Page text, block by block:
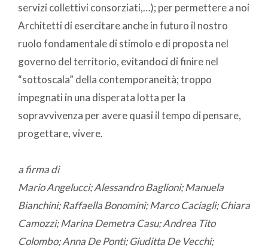
servizi collettivi consorziati,…); per permettere a noi
Architetti di esercitare anche in futuro il nostro
ruolo fondamentale di stimolo e di proposta nel
governo del territorio, evitandoci di finire nel
“sottoscala” della contemporaneità; troppo
impegnati in una disperata lotta per la
sopravvivenza per avere quasi il tempo di pensare,
progettare, vivere.
a firma di
Mario Angelucci; Alessandro Baglioni; Manuela
Bianchini; Raffaella Bonomini; Marco Caciagli; Chiara
Camozzi; Marina Demetra Casu; Andrea Tito
Colombo; Anna De Ponti; Giuditta De Vecchi;